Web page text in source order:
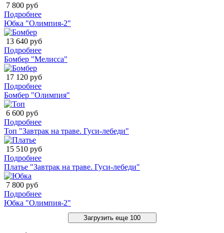
7 800 руб
Подробнее
Юбка "Олимпия-2"
13 640 руб
Подробнее
Бомбер "Мелисса"
17 120 руб
Подробнее
Бомбер "Олимпия"
6 600 руб
Подробнее
Топ "Завтрак на траве. Гуси-лебеди"
15 510 руб
Подробнее
Платье "Завтрак на траве. Гуси-лебеди"
7 800 руб
Подробнее
Юбка "Олимпия-2"
Загрузить еще 100